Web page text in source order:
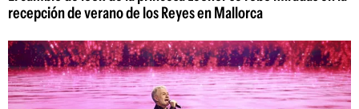
recepción de verano de los Reyes en Mallorca